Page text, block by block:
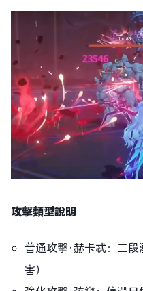
攻擊類型說明
普通攻擊·赫卡忒：二
害）